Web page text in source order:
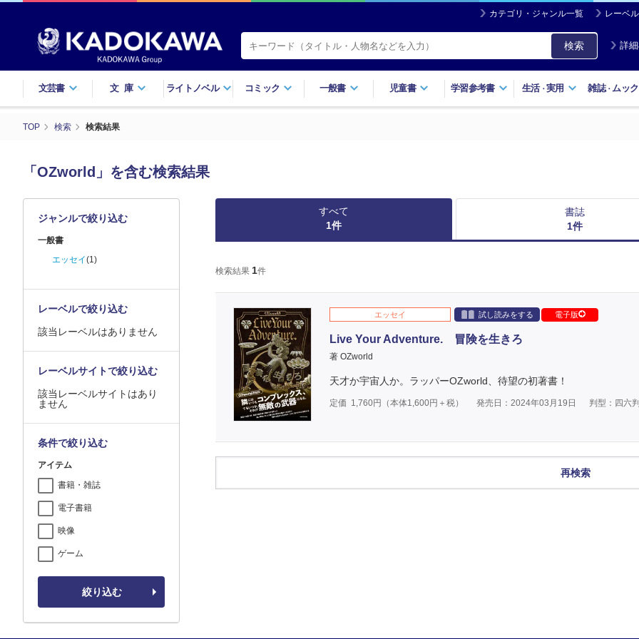
カテゴリ・ジャンル一覧 レーベ
検索 詳
文芸書 文庫 ライトノベル コミック 一般書 児童書 学習参考書 生活・実用 雑誌・ ムック
TOP 検索 検索結果
「OZworld」を含む検索結果
すべて
1件
書誌
1件
検索結果 1件
エッセイ 試し読みをする 電子版
Live Your Adventure. 冒険を生きろ
著 OZworld
天才か宇宙人か。ラッパーOZworld、待望の初著書！
定価 1,760円（本体1,600円＋税） 発売日：2024年03月19日 判型：四六
再検索
ジャンルで絞り込む
一般書
エッセイ(1)
レーベルで絞り込む
該当レーベルはありません
レーベルサイトで絞り込む
該当レーベルサイトはあり
ません
条件で絞り込む
アイテム
書籍・雑誌
電子書籍
映像
ゲーム
絞り込む